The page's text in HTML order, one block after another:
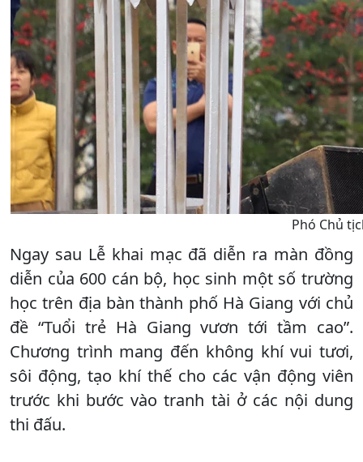
Phó Chủ
Ngay sau Lễ khai mạc đã diễn ra màn đồng
diễn của 600 cán bộ, học sinh một số trường
học trên địa bàn thành phố Hà Giang với chủ
đề “Tuổi trẻ Hà Giang vươn tới tầm cao”.
Chương trình mang đến không khí vui tươi,
sôi động, tạo khí thế cho các vận động viên
trước khi bước vào tranh tài ở các nội dung
thi đấu.